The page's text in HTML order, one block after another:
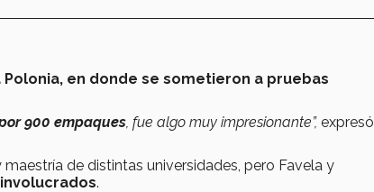
Polonia, en donde se sometieron a pruebas
900 empaques, fue algo muy impresionante”, expresó
de distintas universidades, pero Favela y
.